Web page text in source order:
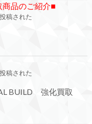
品のご紹介■
稿された
稿された
BUILD 強化買取